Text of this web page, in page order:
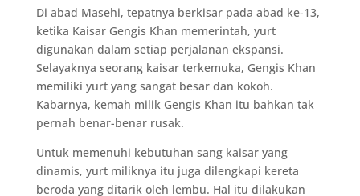
Di abad Masehi, tepatnya berkisar pada abad ke-13,
ketika Kaisar Gengis Khan memerintah, yurt
digunakan dalam setiap perjalanan ekspansi.
Selayaknya seorang kaisar terkemuka, Gengis Khan
memiliki yurt yang sangat besar dan kokoh.
Kabarnya, kemah milik Gengis Khan itu bahkan tak
pernah benar-benar rusak.
Untuk memenuhi kebutuhan sang kaisar yang
dinamis, yurt miliknya itu juga dilengkapi kereta
beroda yang ditarik oleh lembu. Hal itu dilakukan